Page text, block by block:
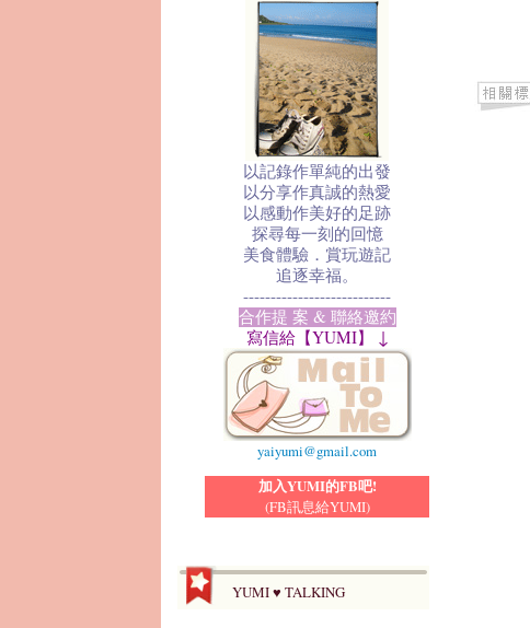
以記錄作單純的出發
以分享作真誠的熱愛
以感動作美好的足跡
探尋每一刻的回憶
美食體驗．賞玩遊記
追逐幸福。
---------------------------
合作提 案 & 聯絡邀約
寫信給【YUMI】 ↓
yaiyumi@gmail.com
加入YUMI的FB吧!
(FB訊息給YUMI)
YUMI ♥ TALKING